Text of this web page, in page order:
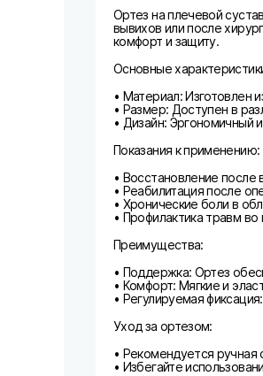
Ортез на плечевой
вывихов или после
комфорт и защиту.
Основные
• Материал: Изготовлен
• Размер: Доступен в
• Дизайн: Эргономичный
Показания к применению:
• Восстановление после
• Реабилитация после
• Хронические боли в
• Профилактика травм
Преимущества:
• Поддержка: Ортез
• Комфорт: Мягкие и
• Регулируемая
Уход за ортезом:
• Рекомендуется
• Избегайте